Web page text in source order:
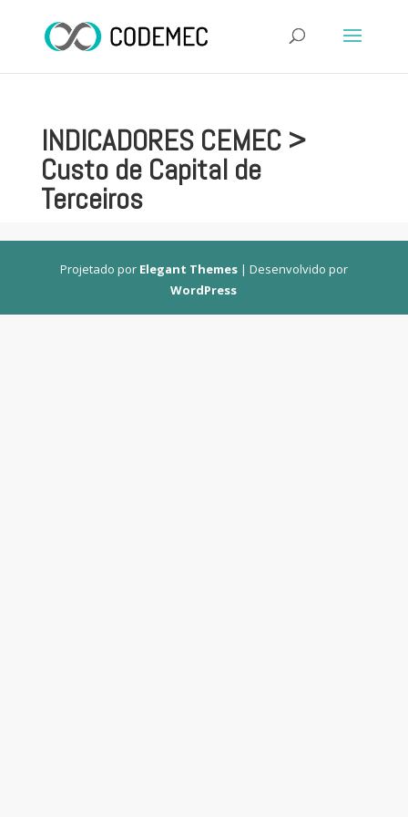
INDICADORES CEMEC >
Custo de Capital de
Terceiros
Projetado por Elegant Themes| Desenvolvido por
WordPress